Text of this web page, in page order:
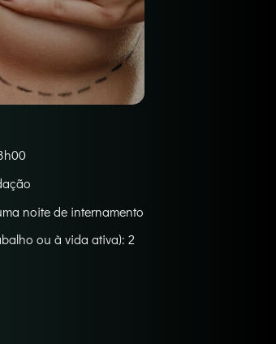
noite de internamento
ou à vida ativa): 2